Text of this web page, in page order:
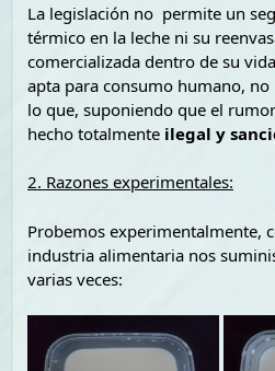
La legislación no permite un
térmico en la leche ni su
comercializada dentro de su
apta para consumo humano,
lo que, suponiendo que el
hecho totalmente ilegal y
2. Razones experimentales:
Probemos experimentalmente,
industria alimentaria nos
varias veces: